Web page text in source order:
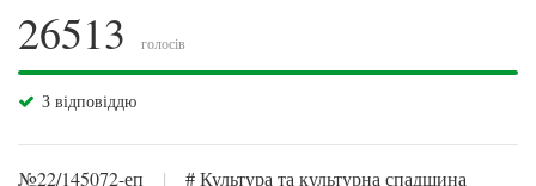
26513 голосів
З відповіддю
№22/145072-еп | # Культура та культурна спадщина